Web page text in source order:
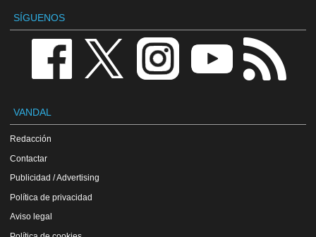
SÍGUENOS
VANDAL
Redacción
Contactar
Publicidad / Advertising
Política de privacidad
Aviso legal